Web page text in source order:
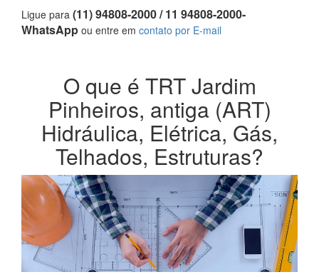
Ligue para (11) 94808-2000 / 11 94808-2000-
WhatsApp ou entre em contato por E-mail
O que é TRT Jardim
Pinheiros, antiga (ART)
Hidráulica, Elétrica, Gás,
Telhados, Estruturas?